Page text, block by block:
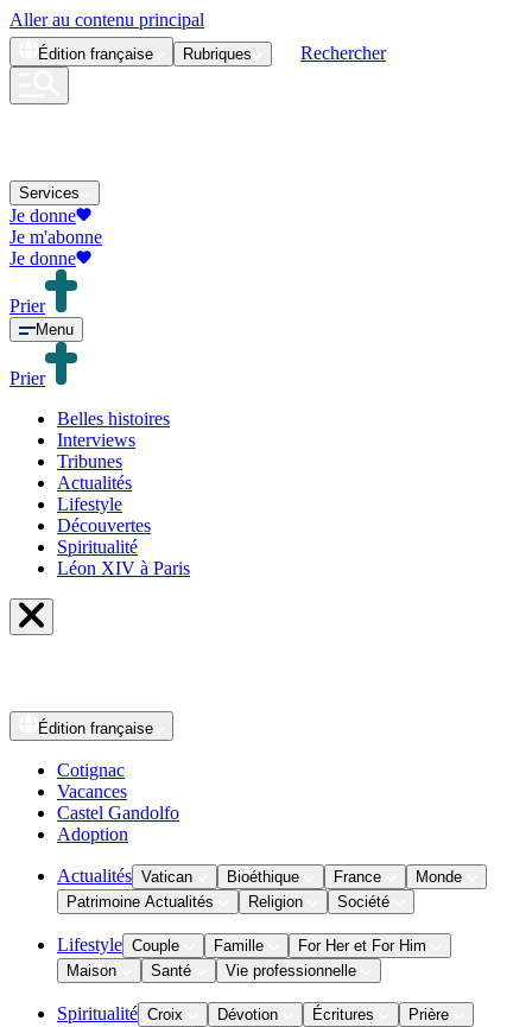
Aller au contenu principal
Édition française Rubriques Rechercher
Services
Je donne
Je m'abonne
Je donne
Prier
Menu
Prier
Belles histoires
Interviews
Tribunes
Actualités
Lifestyle
Découvertes
Spiritualité
Léon XIV à Paris
Édition française
Cotignac
Vacances
Castel Gandolfo
Adoption
Actualités Vatican Bioéthique France
Monde
Patrimoine Actualités
Religion Société
Lifestyle Couple Famille
For Her et For Him
Maison
Santé Vie professionnelle
Spiritualité Croix Dévotion Écritures
Prière